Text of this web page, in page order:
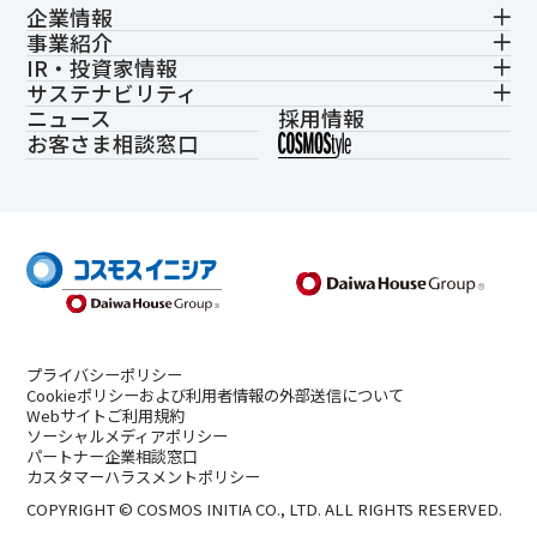
企業情報
事業紹介
IR・投資家情報
サステナビリティ
ニュース
採用情報
お客さま相談窓口
プライバシーポリシー
Cookieポリシーおよび利用者情報の外部送信について
Webサイトご利用規約
ソーシャルメディアポリシー
パートナー企業相談窓口
カスタマーハラスメントポリシー
COPYRIGHT © COSMOS INITIA CO., LTD. ALL RIGHTS RESERVED.